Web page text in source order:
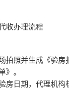
收办理流程
拍照并生成《验房
》‌。
房日期，代理机构